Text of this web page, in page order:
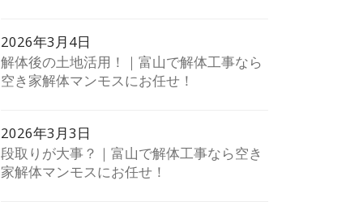
2026年3月4日
解体後の土地活用！｜富山で解体工事なら
空き家解体マンモスにお任せ！
2026年3月3日
段取りが大事？｜富山で解体工事なら空き
家解体マンモスにお任せ！